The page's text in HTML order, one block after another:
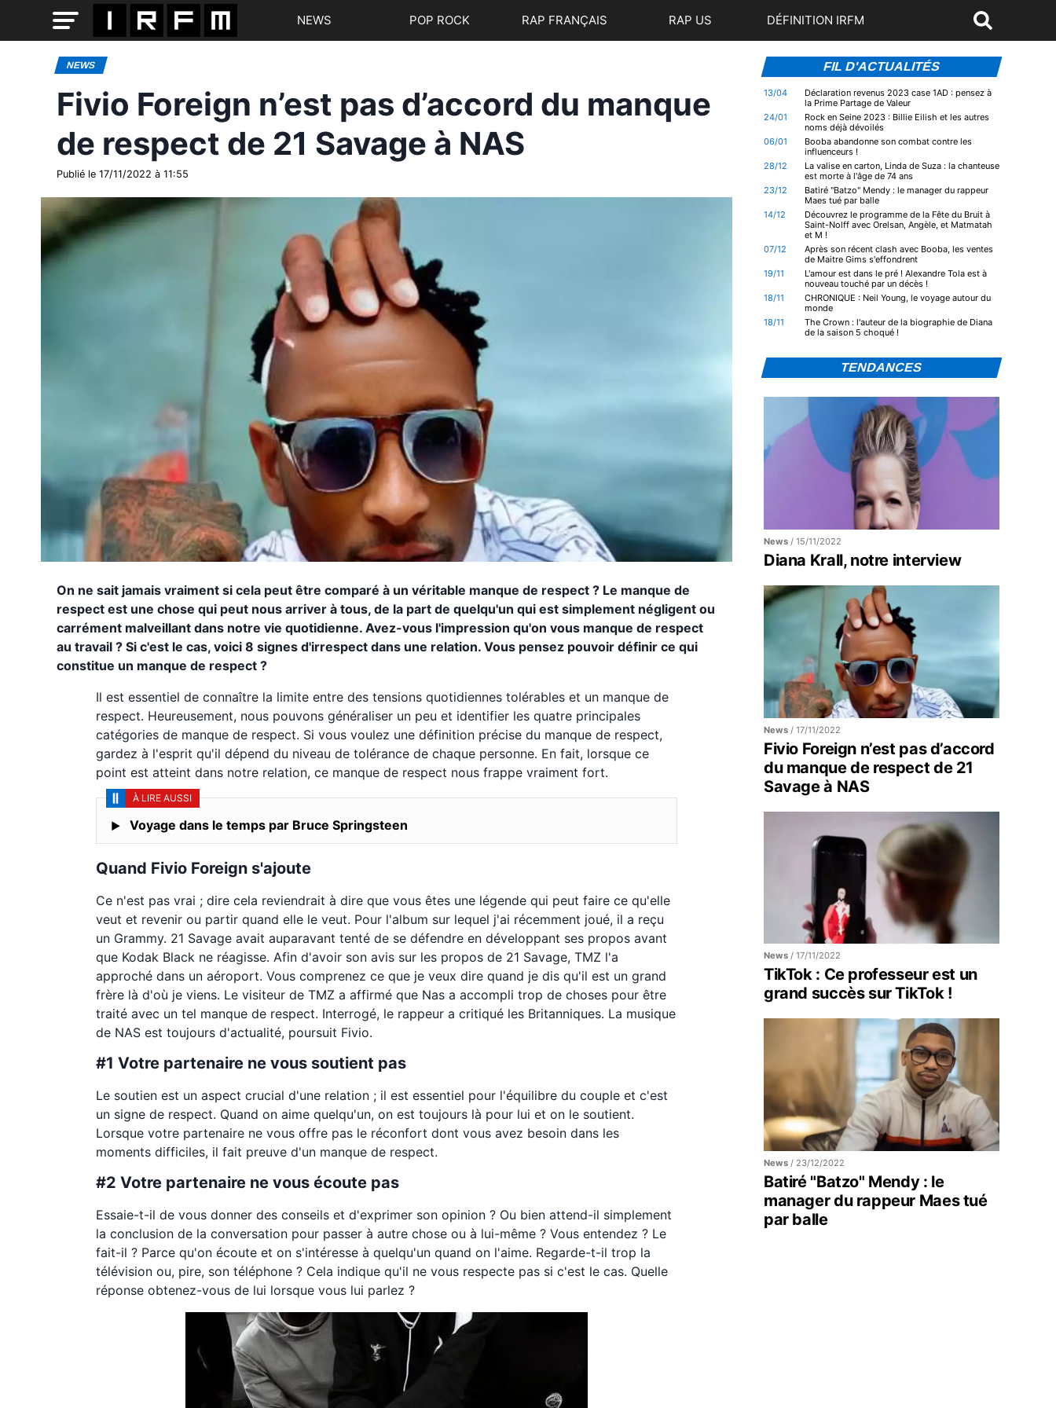
NEWS POP ROCK RAP FRANÇAIS RAP US DÉFINITION IRFM
NEWS
Fivio Foreign n’est pas d’accord du manque
de respect de 21 Savage à NAS
Publié le 17/11/2022 à 11:55
On ne sait jamais vraiment si cela peut être comparé à un véritable manque de respect ? Le manque de
respect est une chose qui peut nous arriver à tous, de la part de quelqu'un qui est simplement négligent ou
carrément malveillant dans notre vie quotidienne. Avez-vous l'impression qu'on vous manque de respect
au travail ? Si c'est le cas, voici 8 signes d'irrespect dans une relation. Vous pensez pouvoir définir ce qui
constitue un manque de respect ?
Il est essentiel de connaître la limite entre des tensions quotidiennes tolérables et un manque de
respect. Heureusement, nous pouvons généraliser un peu et identifier les quatre principales
catégories de manque de respect. Si vous voulez une définition précise du manque de respect,
gardez à l'esprit qu'il dépend du niveau de tolérance de chaque personne. En fait, lorsque ce
point est atteint dans notre relation, ce manque de respect nous frappe vraiment fort.
À LIRE AUSSI
Voyage dans le temps par Bruce Springsteen
Quand Fivio Foreign s'ajoute
Ce n'est pas vrai ; dire cela reviendrait à dire que vous êtes une légende qui peut faire ce qu'elle
veut et revenir ou partir quand elle le veut. Pour l'album sur lequel j'ai récemment joué, il a reçu
un Grammy. 21 Savage avait auparavant tenté de se défendre en développant ses propos avant
que Kodak Black ne réagisse. Afin d'avoir son avis sur les propos de 21 Savage, TMZ l'a
approché dans un aéroport. Vous comprenez ce que je veux dire quand je dis qu'il est un grand
frère là d'où je viens. Le visiteur de TMZ a affirmé que Nas a accompli trop de choses pour être
traité avec un tel manque de respect. Interrogé, le rappeur a critiqué les Britanniques. La musique
de NAS est toujours d'actualité, poursuit Fivio.
#1 Votre partenaire ne vous soutient pas
Le soutien est un aspect crucial d'une relation ; il est essentiel pour l'équilibre du couple et c'est
un signe de respect. Quand on aime quelqu'un, on est toujours là pour lui et on le soutient.
Lorsque votre partenaire ne vous offre pas le réconfort dont vous avez besoin dans les
moments difficiles, il fait preuve d'un manque de respect.
#2 Votre partenaire ne vous écoute pas
Essaie-t-il de vous donner des conseils et d'exprimer son opinion ? Ou bien attend-il simplement
la conclusion de la conversation pour passer à autre chose ou à lui-même ? Vous entendez ? Le
fait-il ? Parce qu'on écoute et on s'intéresse à quelqu'un quand on l'aime. Regarde-t-il trop la
télévision ou, pire, son téléphone ? Cela indique qu'il ne vous respecte pas si c'est le cas. Quelle
réponse obtenez-vous de lui lorsque vous lui parlez ?
FIL D'ACTUALITÉS
13/04
Déclaration revenus 2023 case 1AD : pensez à
la Prime Partage de Valeur
24/01
Rock en Seine 2023 : Billie Eilish et les autres
noms déjà dévoilés
06/01
Booba abandonne son combat contre les
influenceurs !
28/12
La valise en carton, Linda de Suza : la chanteuse
est morte à l'âge de 74 ans
23/12
Batiré "Batzo" Mendy : le manager du rappeur
Maes tué par balle
14/12
Découvrez le programme de la Fête du Bruit à
Saint-Nolff avec Orelsan, Angèle, et Matmatah
et M !
07/12
Après son récent clash avec Booba, les ventes
de Maitre Gims s'effondrent
19/11
L'amour est dans le pré ! Alexandre Tola est à
nouveau touché par un décès !
18/11
CHRONIQUE : Neil Young, le voyage autour du
monde
18/11
The Crown : l'auteur de la biographie de Diana
de la saison 5 choqué !
TENDANCES
News / 15/11/2022
Diana Krall, notre interview
News / 17/11/2022
Fivio Foreign n’est pas d’accord
du manque de respect de 21
Savage à NAS
News / 17/11/2022
TikTok : Ce professeur est un
grand succès sur TikTok !
News / 23/12/2022
Batiré "Batzo" Mendy : le
manager du rappeur Maes tué
par balle